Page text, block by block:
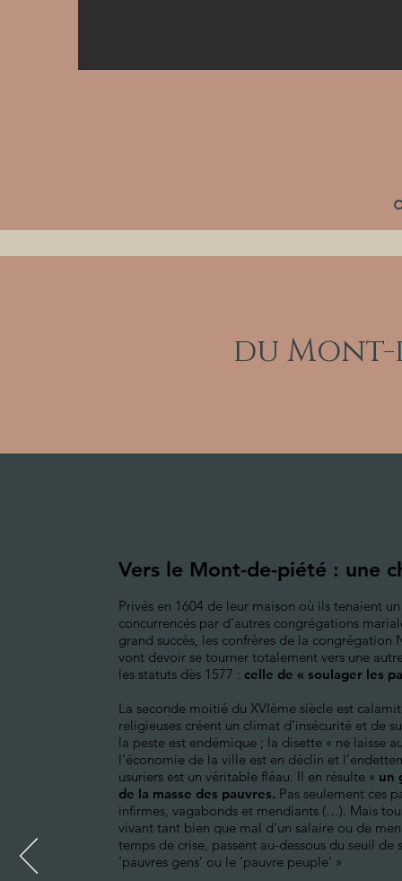
du Mont-
Vers le Mont-de-piété : une
Privés en 1604 de leur maison où ils tenaient
concurrencés par d’autres congrégations
grand succès, les confrères de la
vont devoir se tourner totalement vers une
les statuts dès 1577 : celle de « soulager les
La seconde moitié du XVIème siècle est
religieuses créent un climat d’insécurité et de
la peste est endémique ; la disette « ne laisse
l’économie de la ville est en déclin et
usuriers est un véritable fléau. Il en résulte « un
de la masse des pauvres. Pas seulement ces
infirmes, vagabonds et mendiants (…). Mais
vivant tant bien que mal d’un salaire ou de
temps de crise, passent au-dessous du seuil de
‘pauvres gens’ ou le ‘pauvre peuple’ »